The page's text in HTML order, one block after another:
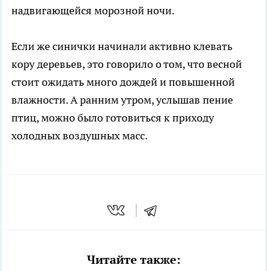
надвигающейся морозной ночи.
Если же синички начинали активно клевать
кору деревьев, это говорило о том, что весной
стоит ожидать много дождей и повышенной
влажности. А ранним утром, услышав пение
птиц, можно было готовиться к приходу
холодных воздушных масс.
Читайте также: